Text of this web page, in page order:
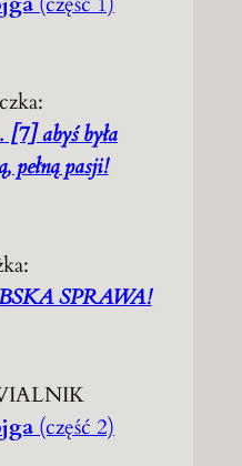
abyś była
pełną pasji!
SPRAWA!
(część 2)